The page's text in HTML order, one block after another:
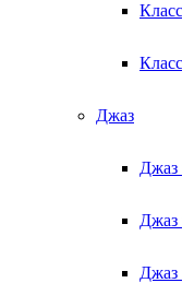
Джаз
Джаз
Джаз
Джаз